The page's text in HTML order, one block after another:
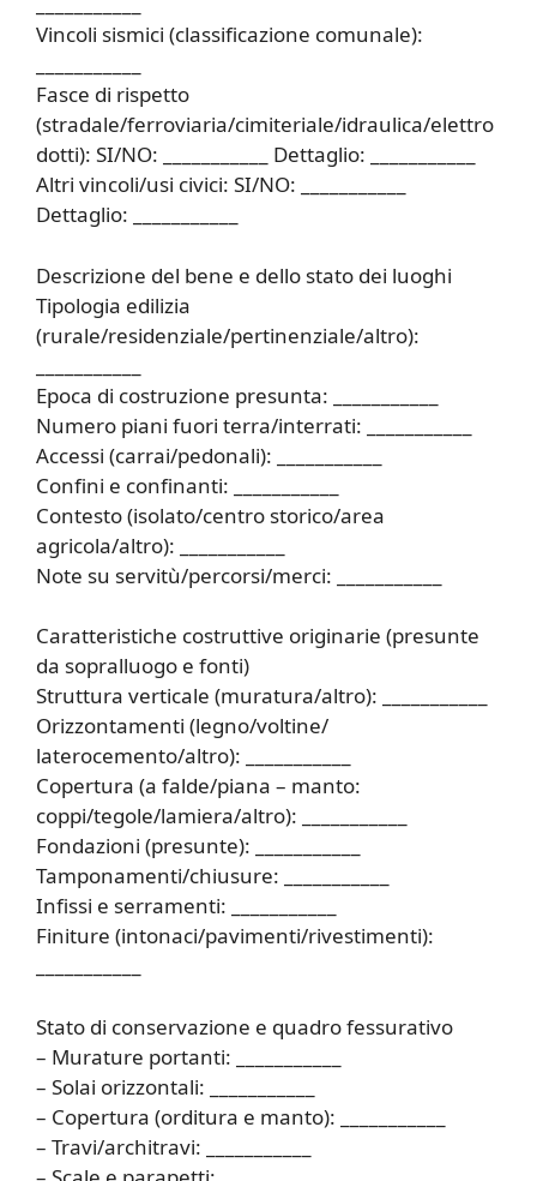
Vincoli sismici (classificazione comunale):
Fasce di rispetto
(stradale/ferroviaria/cimiteriale/idraulica/elettro
dotti): SI/NO: ___________ Dettaglio: ___________
Altri vincoli/usi civici: SI/NO: ___________
Dettaglio: ___________
Descrizione del bene e dello stato dei luoghi
Tipologia edilizia
(rurale/residenziale/pertinenziale/altro):
Epoca di costruzione presunta: ___________
Numero piani fuori terra/interrati: ___________
Accessi (carrai/pedonali): ___________
Confini e confinanti: ___________
Contesto (isolato/centro storico/area
agricola/altro): ___________
Note su servitù/percorsi/merci: ___________
Caratteristiche costruttive originarie (presunte
da sopralluogo e fonti)
Struttura verticale (muratura/altro): ___________
Orizzontamenti (legno/voltine/
laterocemento/altro): ___________
Copertura (a falde/piana – manto:
coppi/tegole/lamiera/altro): ___________
Fondazioni (presunte): ___________
Tamponamenti/chiusure: ___________
Infissi e serramenti: ___________
Finiture (intonaci/pavimenti/rivestimenti):
Stato di conservazione e quadro fessurativo
– Murature portanti: ___________
– Solai orizzontali: ___________
– Copertura (orditura e manto): ___________
– Travi/architravi: ___________